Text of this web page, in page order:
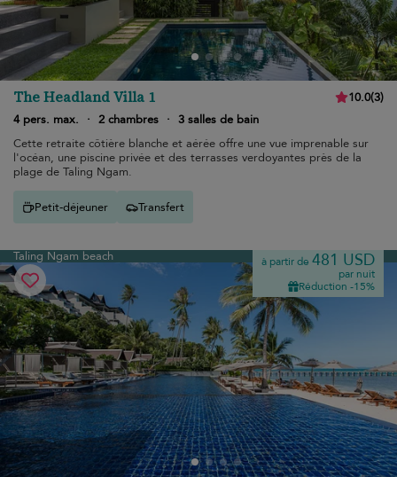
The Headland Villa 1 10.0(3)
4 pers. max.
· 2 chambres · 3 salles de bain
Cette retraite côtière blanche et aérée offre une vue imprenable sur
l'océan, une piscine privée et des terrasses verdoyantes près de la
plage de Taling Ngam.
Petit-déjeuner Transfert
Taling Ngam beach à partir de 481 USD
par nuit
Réduction -15%